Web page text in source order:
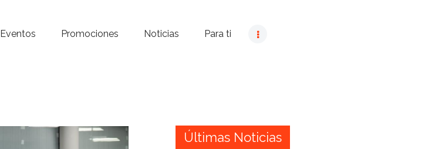
Eventos Promociones Noticias Para ti
Últimas Noticias